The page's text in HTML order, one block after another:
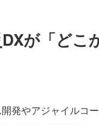
が「どこ
発やアジャイルコー